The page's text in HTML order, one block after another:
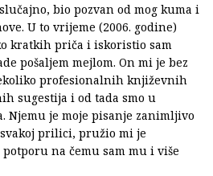
bio pozvan od mog kuma i
U to vrijeme (2006. godine)
kratkih priča i iskoristio sam
pošaljem mejlom. On mi je bez
profesionalnih književnih
sugestija i od tada smo u
Njemu je moje pisanje zanimljivo
prilici, pružio mi je
na čemu sam mu i više